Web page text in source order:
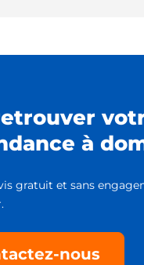
à
gratuit et sans
nous